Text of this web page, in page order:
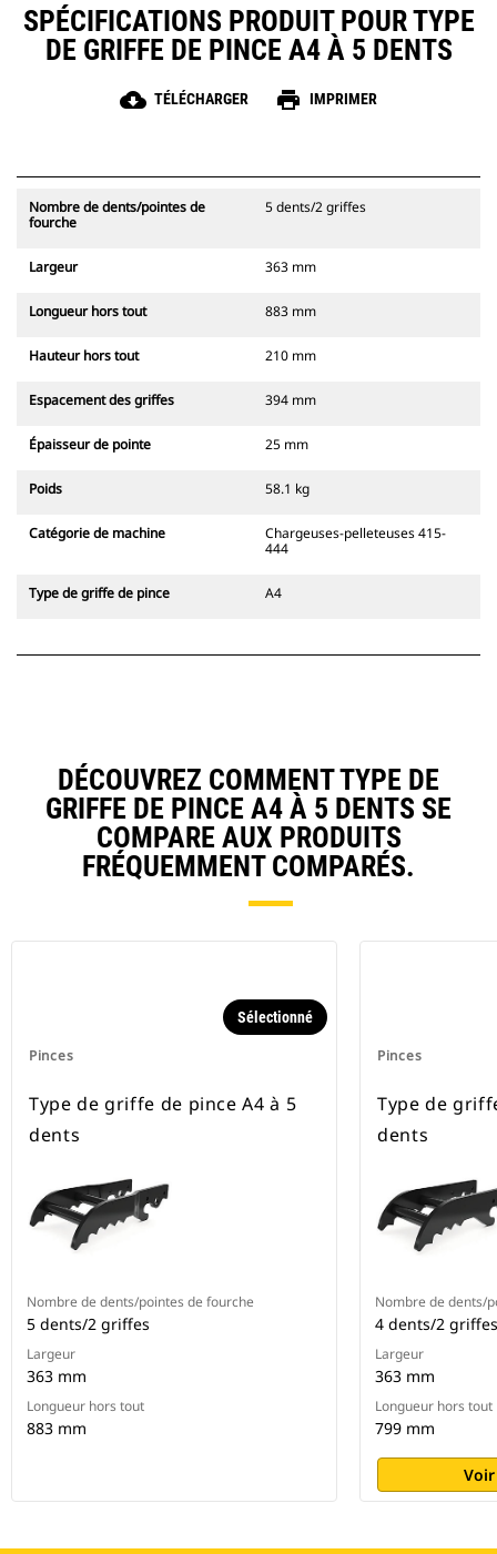
SPÉCIFICATIONS PRODUIT POUR TYPE
DE GRIFFE DE PINCE A4 À 5 DENTS
cloud_download TÉLÉCHARGER print IMPRIMER
Nombre de dents/pointes de
fourche
5 dents/2 griffes
Largeur 363 mm
Longueur hors tout 883 mm
Hauteur hors tout 210 mm
Espacement des griffes 394 mm
Épaisseur de pointe 25 mm
Poids 58.1 kg
Catégorie de machine
Chargeuses-pelleteuses 415-
444
Type de griffe de pince A4
DÉCOUVREZ COMMENT TYPE DE
GRIFFE DE PINCE A4 À 5 DENTS SE
COMPARE AUX PRODUITS
FRÉQUEMMENT COMPARÉS.
Pinces
Sélectionné
Type de griffe de pince A4 à 5
dents
Nombre de dents/pointes de fourche
5 dents/2 griffes
Largeur
363 mm
Longueur hors tout
883 mm
Pinces
Type de
dents
Nombre de dents/
4 dents/2 griffes
Largeur
363 mm
Longueur hors tout
799 mm